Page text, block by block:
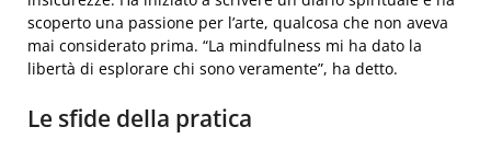
scoperto una passione per l’arte, qualcosa che non aveva
mai considerato prima. “La mindfulness mi ha dato la
libertà di esplorare chi sono veramente”, ha detto.
Le sfide della pratica